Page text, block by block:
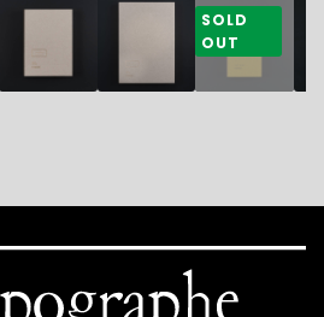
35,50
SOLD
OUT